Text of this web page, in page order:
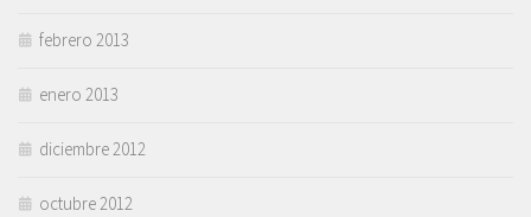
febrero 2013
enero 2013
diciembre 2012
octubre 2012